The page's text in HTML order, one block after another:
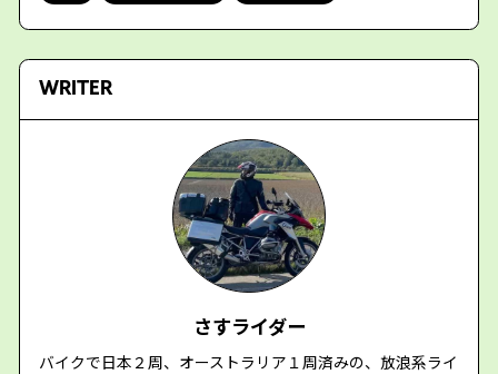
WRITER
さすライダー
バイクで日本２周、オーストラリア１周済みの、放浪系ライ